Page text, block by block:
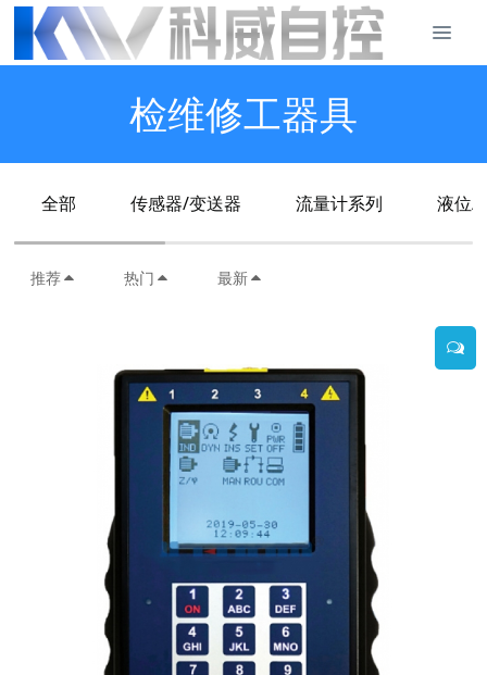
检维修工器具
全部 传感器/变送器 流量计系列 液位/
推荐 热门 最新